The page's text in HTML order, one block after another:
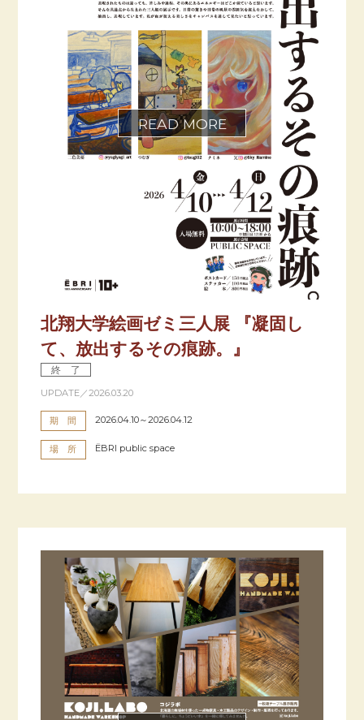
北翔大学絵画ゼミ三人展 『凝固し
て、放出するその痕跡。』
終 了
UPDATE／2026.03.20
期 間 2026.04.10～2026.04.12
場 所 ËBRI public space